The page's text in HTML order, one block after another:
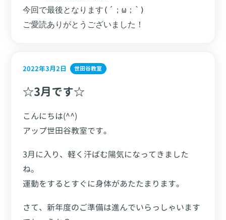
今回で最後となります(´；ω；`)
ご愛読ありがとうございました！
2022年3月2日 世田谷教室
☆3月です☆
こんにちは(^^)
アップ世田谷教室です。
3月に入り、軽く汗ばむ陽気になってきました
ね。
運動をするとすぐに身体があたたまります。
さて、新年度のご準備は進んでいらっしゃいます